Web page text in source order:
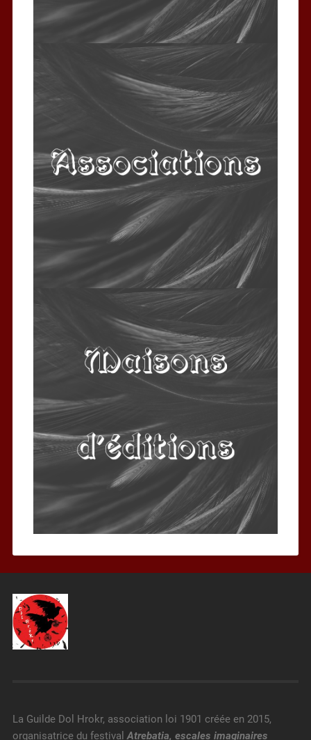
La Guilde Dol Hrokr, association loi 1901 créée en 2015,
organisatrice du festivalAtrebatia, escales imaginaires